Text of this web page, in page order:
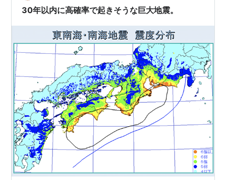
名古屋市ハザードマップの確認をし自宅&避難場所確認。
30年以内に高確率で起きそうな巨大地震。